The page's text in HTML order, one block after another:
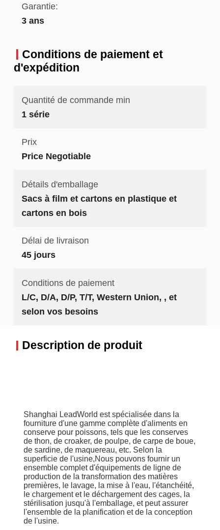
Garantie:
3 ans
Conditions de paiement et
d'expédition
Quantité de commande min
1 série
Prix
Price Negotiable
Détails d'emballage
Sacs à film et cartons en plastique et
cartons en bois
Délai de livraison
45 jours
Conditions de paiement
L/C, D/A, D/P, T/T, Western Union, , et
selon vos besoins
Description de produit
Shanghai LeadWorld est spécialisée dans la
fourniture d'une gamme complète d'aliments en
conserve pour poissons, tels que les conserves
de thon, de croaker, de poulpe, de carpe de boue,
de sardine, de maquereau, etc. Selon la
superficie de l'usine,Nous pouvons fournir un
ensemble complet d'équipements de ligne de
production de la transformation des matières
premières, le lavage, la mise à l'eau, l'étanchéité,
le chargement et le déchargement des cages, la
stérilisation jusqu'à l'emballage, et peut assurer
l'ensemble de la planification et de la conception
de l'usine.